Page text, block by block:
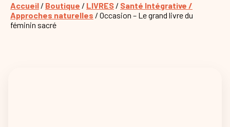
Accueil / Boutique / LIVRES / Santé Intégrative /
Approches naturelles / Occasion – Le grand livre du
féminin sacré